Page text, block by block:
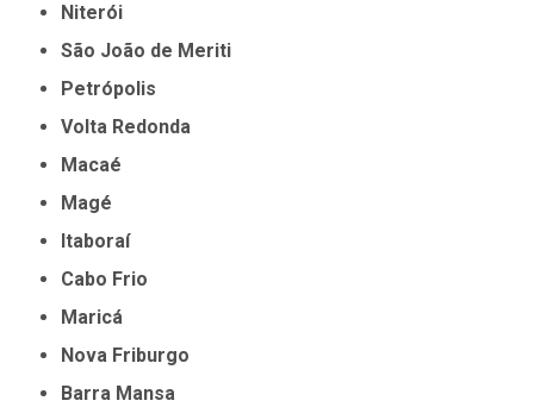
Niterói
São João de Meriti
Petrópolis
Volta Redonda
Macaé
Magé
Itaboraí
Cabo Frio
Maricá
Nova Friburgo
Barra Mansa